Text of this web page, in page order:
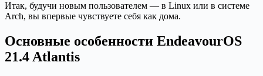
Итак, будучи новым пользователем — в Linux или в системе
Arch, вы впервые чувствуете себя как дома.
Основные особенности EndeavourOS
21.4 Atlantis